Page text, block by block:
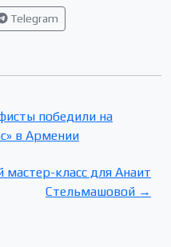
Telegram
победили на
в Армении
мастер-класс для Анаит
Стельмашовой →